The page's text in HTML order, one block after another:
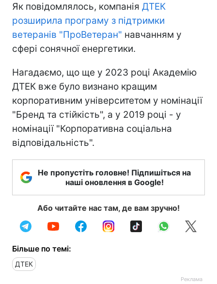
Як повідомлялось, компанія ДТЕК
розширила програму з підтримки
ветеранів "ПроВетеран" навчанням у
сфері сонячної енергетики.
Нагадаємо, що ще у 2023 році Академію
ДТЕК вже було визнано кращим
корпоративним університетом у номінації
"Бренд та стійкість", а у 2019 році - у
номінації "Корпоративна соціальна
відповідальність".
Не пропустіть головне! Підпишіться на
наші оновлення в Google!
Або читайте нас там, де вам зручно!
Більше по темі:
ДТЕК